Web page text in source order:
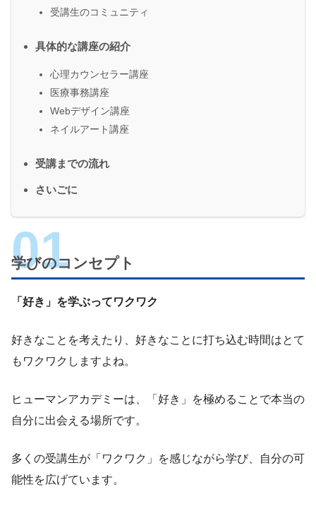
受講生のコミュニティ
具体的な講座の紹介
心理カウンセラー講座
医療事務講座
Webデザイン講座
ネイルアート講座
受講までの流れ
さいごに
学びのコンセプト
「好き」を学ぶってワクワク
好きなことを考えたり、好きなことに打ち込む時間はとて
もワクワクしますよね。
ヒューマンアカデミーは、「好き」を極めることで本当の
自分に出会える場所です。
多くの受講生が「ワクワク」を感じながら学び、自分の可
能性を広げています。